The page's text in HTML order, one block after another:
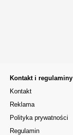
Kontakt i regulaminy
Kontakt
Reklama
Polityka prywatności
Regulamin